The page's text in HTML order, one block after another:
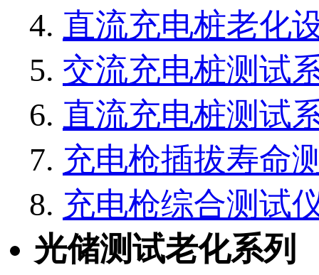
直流充电桩老化
交流充电桩测试
直流充电桩测试
充电枪插拔寿命
充电枪综合测试
光储测试老化系列